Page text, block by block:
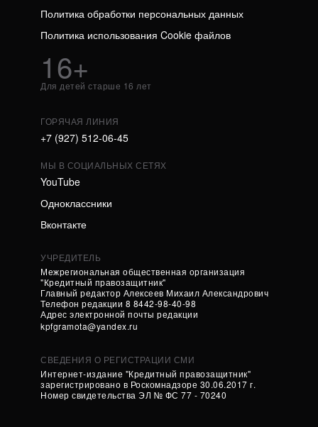
Политика обработки персональных данных
Политика использования Cookie файлов
16+
Для детей старше 16 лет
ГОРЯЧАЯ ЛИНИЯ
+7 (927) 512-06-45
МЫ В СОЦИАЛЬНЫХ СЕТЯХ
YouTube
Одноклассники
Вконтакте
УЧРЕДИТЕЛЬ
Межрегиональная общественная организация
"Кредитный правозащитник"
Главный редактор Алексеев Михаил Александрович
Телефон редакции 8 8442-98-40-98
Адрес электронной почты редакции
kpfgramota@yandex.ru
СВЕДЕНИЯ О РЕГИСТРАЦИИ СМИ
Интернет-издание "Кредитный правозащитник"
зарегистрировано в Роскомнадзоре 30.06.2017 г.
Номер свидетельства ЭЛ № ФС 77 - 70240